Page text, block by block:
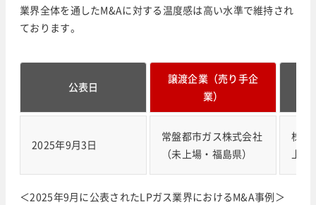
業界全体を通したM&Aに対する温度感は高い水準で維持され
ております。
公表日
譲渡企業（売り手企
業）
2025年9月3日
常盤都市ガス株式会社
（未上場・福島県）
株式
上
＜2025年9月に公表されたLPガス業界におけるM&A事例＞